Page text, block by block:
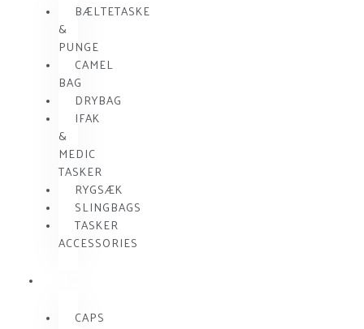
BÆLTETASKE
&
PUNGE
CAMEL
BAG
DRYBAG
IFAK
&
MEDIC
TASKER
RYGSÆK
SLINGBAGS
TASKER
ACCESSORIES
CAPS